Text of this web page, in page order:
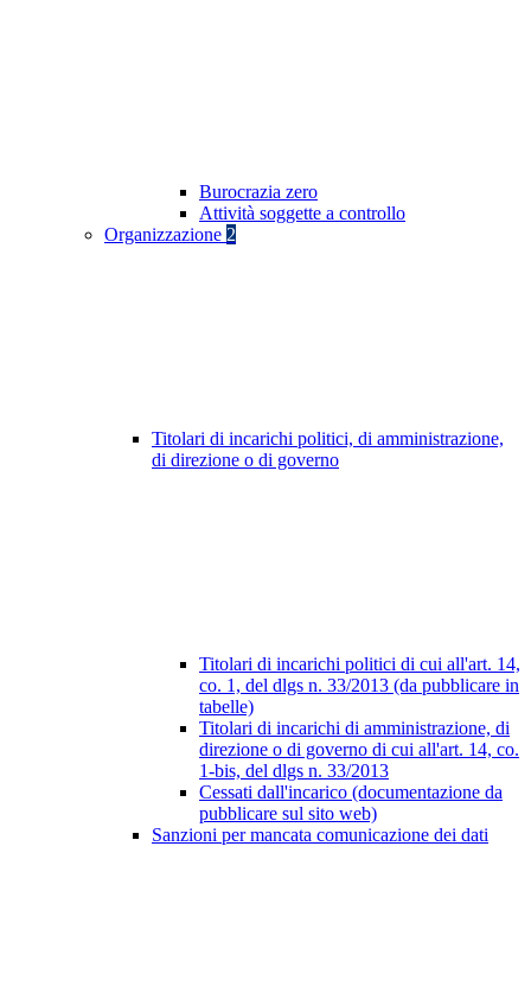
Burocrazia zero
Attività soggette a controllo
Organizzazione 2
Titolari di incarichi politici, di amministrazione,
di direzione o di governo
Titolari di incarichi politici di cui all'art. 14,
co. 1, del dlgs n. 33/2013 (da pubblicare in
tabelle)
Titolari di incarichi di amministrazione, di
direzione o di governo di cui all'art. 14, co.
1-bis, del dlgs n. 33/2013
Cessati dall'incarico (documentazione da
pubblicare sul sito web)
Sanzioni per mancata comunicazione dei dati